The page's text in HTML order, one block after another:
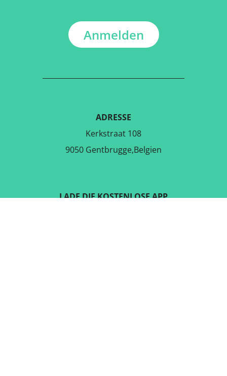
Anmelden
ADRESSE
Kerkstraat 108
9050 Gentbrugge,Belgien
LADE DIE KOSTENLOSE APP